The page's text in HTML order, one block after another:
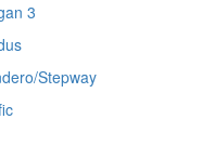
3
Stepway